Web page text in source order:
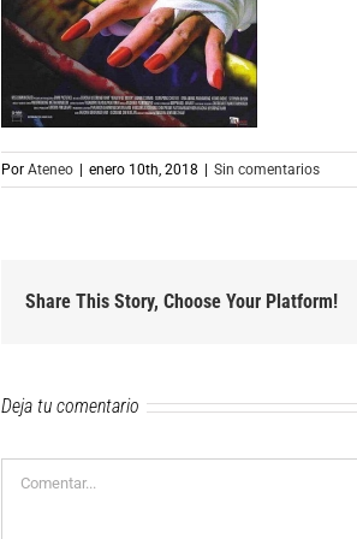
Por Ateneo enero 10th, 2018 Sin comentarios
Share This Story, Choose Your Platform!
Deja tu comentario